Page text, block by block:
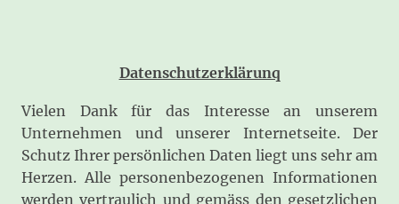
Datenschutzerklärunq
Vielen Dank für das Interesse an unserem
Unternehmen und unserer Internetseite. Der
Schutz Ihrer persönlichen Daten liegt uns sehr am
Herzen. Alle personenbezogenen Informationen
werden vertraulich und gemäss den gesetzlichen